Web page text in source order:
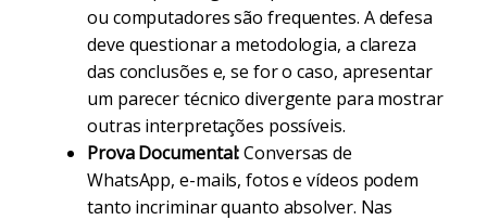
ou computadores são frequentes. A defesa
deve questionar a metodologia, a clareza
das conclusões e, se for o caso, apresentar
um parecer técnico divergente para mostrar
outras interpretações possíveis.
Prova Documental:Conversas de
WhatsApp, e-mails, fotos e vídeos podem
tanto incriminar quanto absolver. Nas